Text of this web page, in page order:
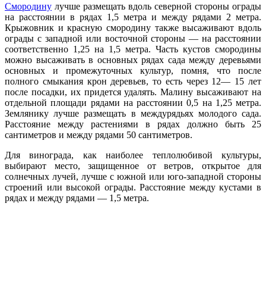
Смородину лучше размещать вдоль север­ной стороны ограды
на расстоянии в рядах 1,5 метра и между рядами 2 метра.
Крыжов­ник и красную смородину также высажи­вают вдоль
ограды с западной или восточ­ной стороны — на расстоянии
соответственно 1,25 на 1,5 метра. Часть кустов смородины
можно высаживать в основных рядах сада между деревьями
основных и промежу­точных культур, помня, что после
полного смыкания крон деревьев, то есть через 12— 15 лет
после посадки, их придется удалять. Малину высаживают на
отдельной площади рядами на расстоянии 0,5 на 1,25 метра.
Землянику лучше размещать в междуря­дьях молодого сада.
Расстояние между рас­тениями в рядах должно быть 25
сантимет­ров и между рядами 50 сантиметров.
Для винограда, как наиболее теплолюби­вой культуры,
выбирают место, защищенное от ветров, открытое для
солнечных лучей, лучше с южной или юго-западной стороны
строений или высокой ограды. Расстояние между кустами в
рядах и между рядами — 1,5 метра.